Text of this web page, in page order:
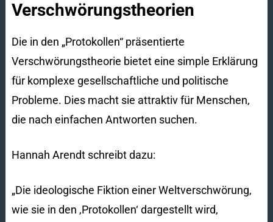
Verschwörungstheorien
Die in den „Protokollen“ präsentierte
Verschwörungstheorie bietet eine simple Erklärung
für komplexe gesellschaftliche und politische
Probleme. Dies macht sie attraktiv für Menschen,
die nach einfachen Antworten suchen.
Hannah Arendt schreibt dazu:
„Die ideologische Fiktion einer Weltverschwörung,
wie sie in den ‚Protokollen‘ dargestellt wird,